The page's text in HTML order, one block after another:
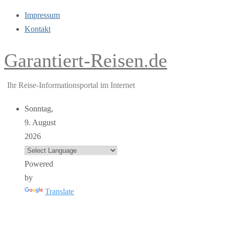
Impressum
Kontakt
Garantiert-Reisen.de
Ihr Reise-Informationsportal im Internet
Sonntag,
9. August
2026
Powered
by
Translate